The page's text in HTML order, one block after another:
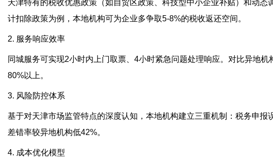
天津特有的税收优惠政策（如自贸区政策、科技型中小企业补贴）和动
计扣除政策为例，本地机构可为企业多争取5-8%的税收返还空间。
2. 服务响应效率
同城服务可实现2小时内上门取票、4小时紧急问题处理响应。对比异地
80%以上。
3. 风险防控体系
基于对天津市场监管特点的深度认知，本地机构建立三重机制：税务申
差错率较异地机构低42%。
4. 成本优化模型